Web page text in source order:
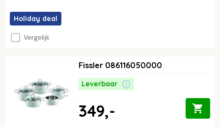
Holiday deal
Vergelijk
Fissler 086116050000
Leverbaar
349,-